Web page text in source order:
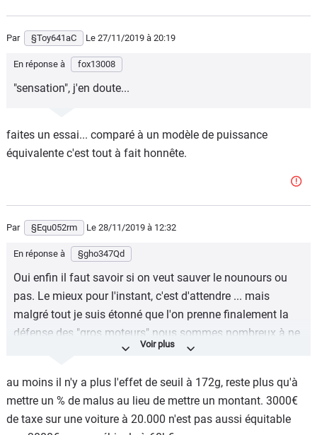
Par §Toy641aC Le 27/11/2019 à 20:19
En réponse à fox13008
"sensation", j'en doute...
faites un essai... comparé à un modèle de puissance
équivalente c'est tout à fait honnête.
Par §Equ052rm Le 28/11/2019 à 12:32
En réponse à §gho347Qd
Oui enfin il faut savoir si on veut sauver le nounours ou
pas. Le mieux pour l'instant, c'est d'attendre ... mais
malgré tout je suis étonné que l'on prenne finalement la
défense des "gros moteurs" nous sommes nombreux à ne
par rouler avec des V6 ou des V8 ceux qui vont raquer ont
ou quelques Type R ou autre mais là pour le coup il va
falloir que les constructeurs sortent des voitures plus
petites plus légeres avec des plus petits moteurs et ça ne
au moins il n'y a plus l'effet de seuil à 172g, reste plus qu'à
mettre un % de malus au lieu de mettre un montant. 3000€
de taxe sur une voiture à 20.000 n'est pas aussi équitable